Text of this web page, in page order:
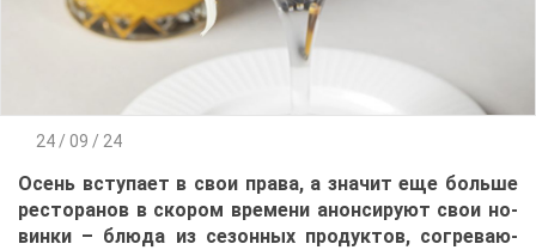
24 / 09 / 24
Осень всту­па­ет в свои пра­ва, а зна­чит еще боль­ше
ре­сто­ра­нов в ско­ром вре­ме­ни анон­си­ру­ют свои но­
вин­ки – блю­да из се­зон­ных про­дук­тов, со­гре­ва­ю­